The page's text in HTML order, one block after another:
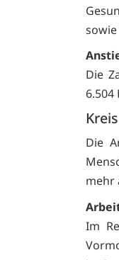
Die
Die
mehr
Im